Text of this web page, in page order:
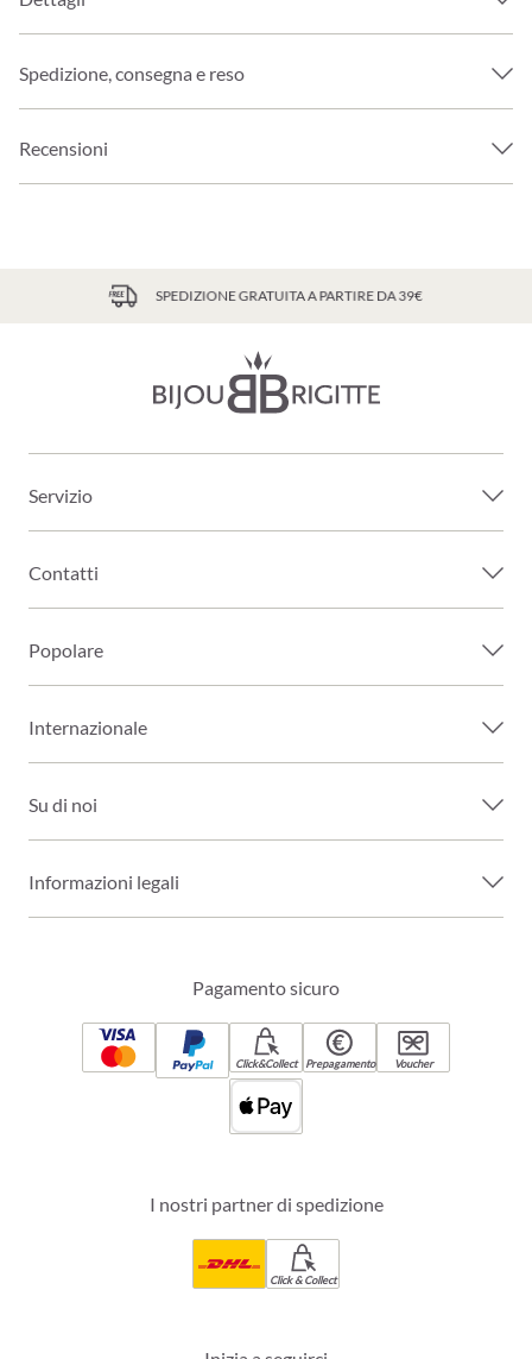
Spedizione, consegna e reso
Recensioni
SPEDIZIONE GRATUITA A PARTIRE DA 39€
Servizio
Contatti
Popolare
Internazionale
Su di noi
Informazioni legali
Pagamento sicuro
Click&Collect Prepagamento Voucher
I nostri partner di spedizione
Click & Collect